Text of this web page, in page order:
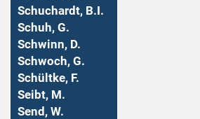
Schuchardt, B.I.
Schuh, G.
Schwinn, D.
Schwoch, G.
Schültke, F.
Seibt, M.
Send, W.